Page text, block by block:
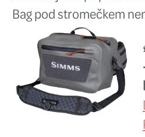
Za mě skvělý
pro vycházky k
kalhoty a boty.
bytelná s
uchem, do